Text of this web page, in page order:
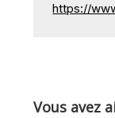
https://
Vous avez